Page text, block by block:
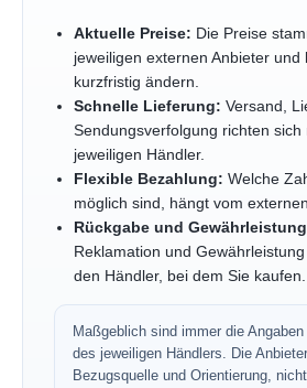
Aktuelle Preise: Die Preise
jeweiligen externen Anbieter und
kurzfristig ändern.
Schnelle Lieferung: Versand,
Sendungsverfolgung richten sich
jeweiligen Händler.
Flexible Bezahlung: Welche
möglich sind, hängt vom
Rückgabe und
Reklamation und
den Händler, bei dem Sie kaufen.
Maßgeblich sind immer die
des jeweiligen Händlers. Die
Bezugsquelle und Orientierung,